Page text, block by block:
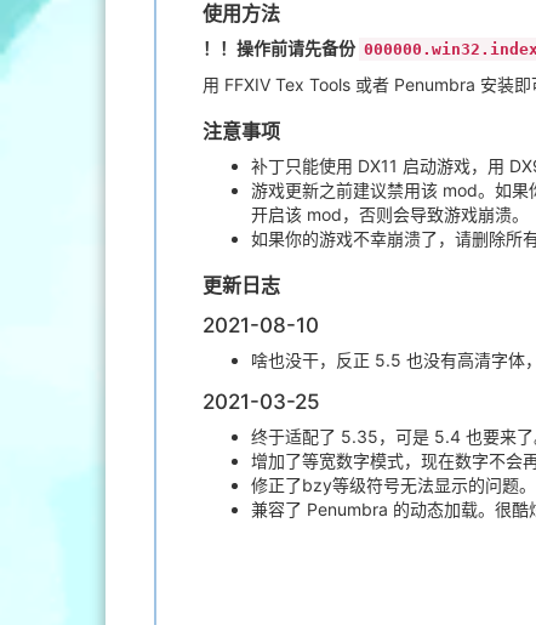
使用方法
！！操作前请先备份
用 FFXIV Tex Tools 或者 Penumbra 安装即
注意事项
补丁只能使用 DX11 启动游戏，用
游戏更新之前建议禁用该 mod。如果
开启该 mod，否则会导致游戏崩溃。
如果你的游戏不幸崩溃了，请删除所
更新日志
2021-08-10
啥也没干，反正 5.5 也没有高清字体
2021-03-25
终于适配了 5.35，可是 5.4 也要来了
增加了等宽数字模式，现在数字不会
修正了bzy等级符号无法显示的问题。
兼容了 Penumbra 的动态加载。很酷